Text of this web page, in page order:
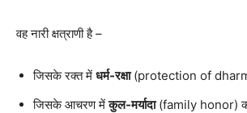
वह नारी क्षत्राणी है –
जिसके रक्त में धर्म-रक्षा(protection of
जिसके आचरण मेंकुल-मर्यादा(family honor)